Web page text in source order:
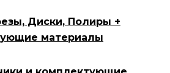
Диски, Полиры +
материалы